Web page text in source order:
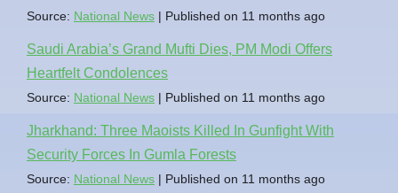
Source: National News Published on 11 months ago
Saudi Arabia’s Grand Mufti Dies, PM Modi Offers
Heartfelt Condolences
Source: National News Published on 11 months ago
Jharkhand: Three Maoists Killed In Gunfight With
Security Forces In Gumla Forests
Source: National News Published on 11 months ago